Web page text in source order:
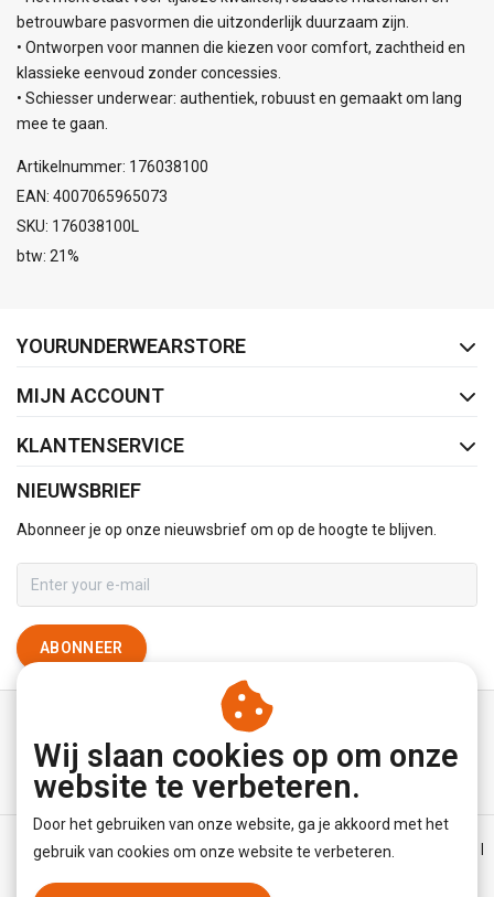
betrouwbare pasvormen die uitzonderlijk duurzaam zijn.
• Ontworpen voor mannen die kiezen voor comfort, zachtheid en
klassieke eenvoud zonder concessies.
• Schiesser underwear: authentiek, robuust en gemaakt om lang
mee te gaan.
Artikelnummer: 176038100
EAN: 4007065965073
SKU: 176038100L
btw: 21%
YOURUNDERWEARSTORE
MIJN ACCOUNT
KLANTENSERVICE
NIEUWSBRIEF
Abonneer je op onze nieuwsbrief om op de hoogte te blijven.
ABONNEER
Algemene voorwaarden | Disclaimer | Privacy Policy
|
Wij slaan cookies op om onze
website te verbeteren.
Door het gebruiken van onze website, ga je akkoord met het
gebruik van cookies om onze website te verbeteren.